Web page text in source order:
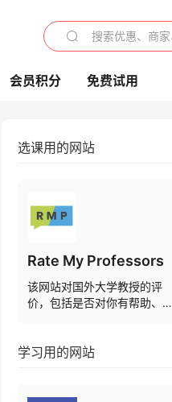
会员积分 免费试用
选课用的网站
Rate My Professors
该网站对国外大学教授的评
价，包括是否对你有帮助、讲
学习用的网站